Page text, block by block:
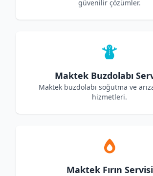
güvenilir çözümler.
Maktek Buzdolabı
Maktek buzdolabı soğutma ve
hizmetleri.
Maktek Fırın Servisi